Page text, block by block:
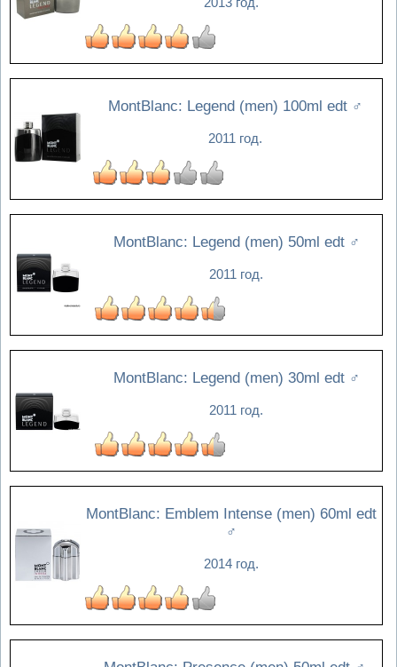
MontBlanc: Legend (men) 100ml edt ♂
2011 год.
MontBlanc: Legend (men) 50ml edt ♂
2011 год.
MontBlanc: Legend (men) 30ml edt ♂
2011 год.
MontBlanc: Emblem Intense (men) 60ml edt
♂
2014 год.